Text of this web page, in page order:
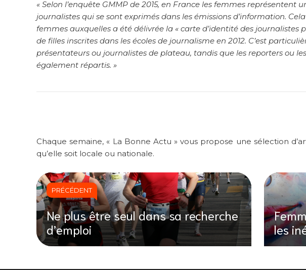
« Selon l’enquête GMMP de 2015, en France les femmes représentent
journalistes qui se sont exprimés dans les émissions d’information.
femmes auxquelles a été délivrée la « carte d’identité des journalistes
de filles inscrites dans les écoles de journalisme en 2012. C’est
présentateurs ou journalistes de plateau, tandis que les reporters ou
également répartis. »
Chaque semaine, « La Bonne Actu » vous propose une sélection
qu’elle soit locale ou nationale.
PRÉCÉDENT
Ne plus être seul dans sa recherche
d’emploi
les